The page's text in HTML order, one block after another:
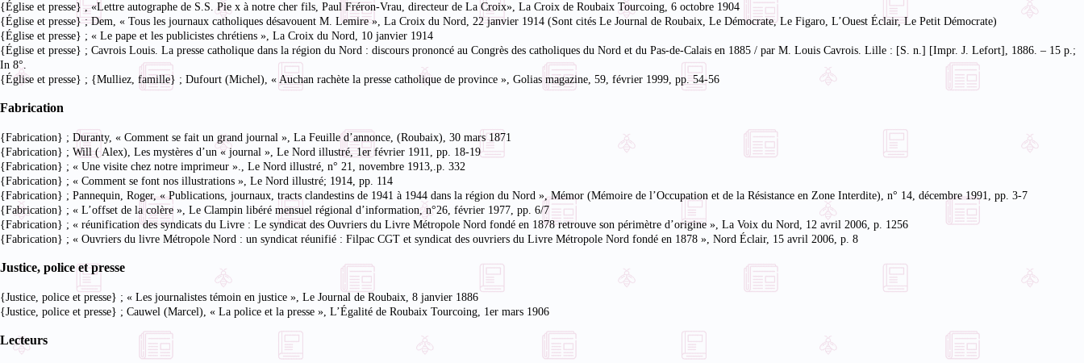
{Église et presse} , «Lettre autographe de S.S. Pie x à notre cher fils, Paul Fréron-Vrau, directeur de La Croix», La Croix de Roubaix Tourcoing, 6 octobre 1904
{Église et presse} ; Dem, « Tous les journaux catholiques désavouent M. Lemire », La Croix du Nord, 22 janvier 1914 (Sont cités Le Journal de Roubaix, Le Démocrate, Le Figaro, L’Ouest Éclair, Le Petit Démocrate)
{Église et presse} ; « Le pape et les publicistes chrétiens », La Croix du Nord, 10 janvier 1914
{Église et presse} ; Cavrois Louis. La presse catholique dans la région du Nord : discours prononcé au Congrès des catholiques du Nord et du Pas-de-Calais en 1885 / par M. Louis Cavrois. Lille : [S. n.] [Impr. J. Lefort], 1886. – 15 p.;
In 8°.
{Église et presse} ; {Mulliez, famille} ; Dufourt (Michel), « Auchan rachète la presse catholique de province », Golias magazine, 59, février 1999, pp. 54-56
Fabrication
{Fabrication} ; Duranty, « Comment se fait un grand journal », La Feuille d’annonce, (Roubaix), 30 mars 1871
{Fabrication} ; Will ( Alex), Les mystères d’un « journal », Le Nord illustré, 1er février 1911, pp. 18-19
{Fabrication} ; « Une visite chez notre imprimeur »., Le Nord illustré, n° 21, novembre 1913,.p. 332
{Fabrication} ; « Comment se font nos illustrations », Le Nord illustré; 1914, pp. 114
{Fabrication} ; Pannequin, Roger, « Publications, journaux, tracts clandestins de 1941 à 1944 dans la région du Nord », Mémor (Mémoire de l’Occupation et de la Résistance en Zone Interdite), n° 14, décembre 1991, pp. 3-7
{Fabrication} ; « L’offset de la colère », Le Clampin libéré mensuel régional d’information, n°26, février 1977, pp. 6/7
{Fabrication} ; « réunification des syndicats du Livre : Le syndicat des Ouvriers du Livre Métropole Nord fondé en 1878 retrouve son périmètre d’origine », La Voix du Nord, 12 avril 2006, p. 1256
{Fabrication} ; « Ouvriers du livre Métropole Nord : un syndicat réunifié : Filpac CGT et syndicat des ouvriers du Livre Métropole Nord fondé en 1878 », Nord Éclair, 15 avril 2006, p. 8
Justice, police et presse
{Justice, police et presse} ; « Les journalistes témoin en justice », Le Journal de Roubaix, 8 janvier 1886
{Justice, police et presse} ; Cauwel (Marcel), « La police et la presse », L’Égalité de Roubaix Tourcoing, 1er mars 1906
Lecteurs